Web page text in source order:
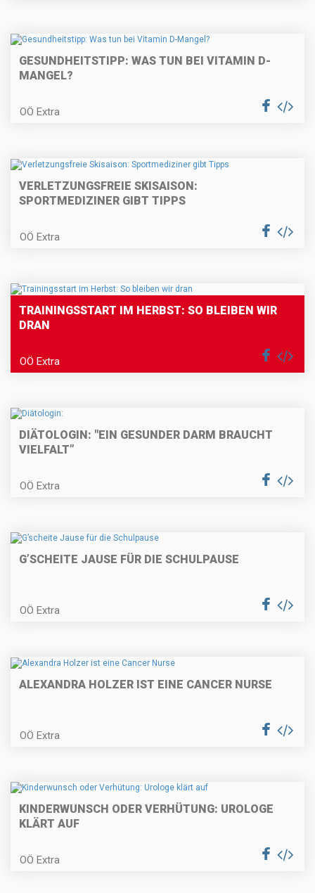
GESUNDHEITSTIPP: WAS TUN BEI VITAMIN D-
MANGEL?
OÖ Extra
VERLETZUNGSFREIE SKISAISON:
SPORTMEDIZINER GIBT TIPPS
OÖ Extra
TRAININGSSTART IM HERBST: SO BLEIBEN WIR
DRAN
OÖ Extra
DIÄTOLOGIN: "EIN GESUNDER DARM BRAUCHT
VIELFALT”
OÖ Extra
G’SCHEITE JAUSE FÜR DIE SCHULPAUSE
OÖ Extra
ALEXANDRA HOLZER IST EINE CANCER NURSE
OÖ Extra
KINDERWUNSCH ODER VERHÜTUNG: UROLOGE
KLÄRT AUF
OÖ Extra